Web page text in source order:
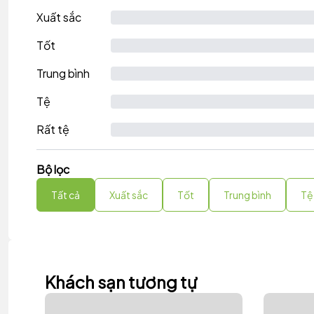
Xuất sắc
Tốt
Trung bình
Tệ
Rất tệ
Bộ lọc
Tất cả Xuất sắc Tốt Trung bình Tệ
Khách sạn tương tự